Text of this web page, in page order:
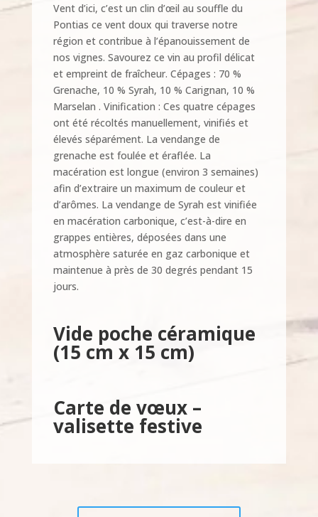
Vent d’ici, c’est un clin d’œil au souffle du
Pontias ce vent doux qui traverse notre
région et contribue à l’épanouissement de
nos vignes. Savourez ce vin au profil délicat
et empreint de fraîcheur. Cépages : 70 %
Grenache, 10 % Syrah, 10 % Carignan, 10 %
Marselan . Vinification : Ces quatre cépages
ont été récoltés manuellement, vinifiés et
élevés séparément. La vendange de
grenache est foulée et éraflée. La
macération est longue (environ 3 semaines)
afin d’extraire un maximum de couleur et
d’arômes. La vendange de Syrah est vinifiée
en macération carbonique, c’est-à-dire en
grappes entières, déposées dans une
atmosphère saturée en gaz carbonique et
maintenue à près de 30 degrés pendant 15
jours.
Vide poche céramique
(15 cm x 15 cm)
Carte de vœux –
valisette festive